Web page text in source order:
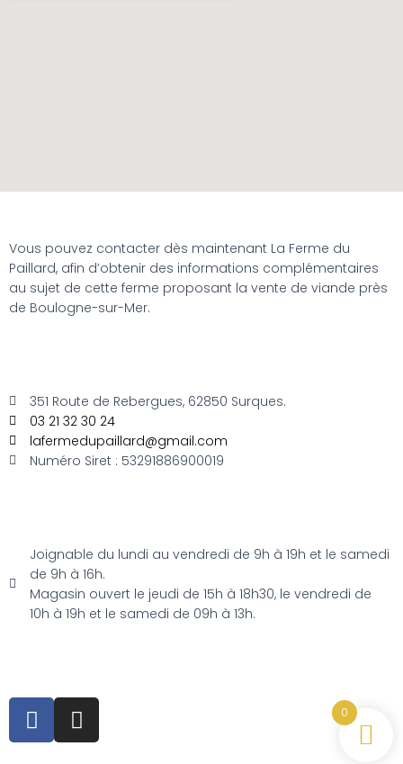
Vous pouvez contacter dès maintenant La Ferme du
Paillard, afin d’obtenir des informations complémentaires
au sujet de cette ferme proposant la vente de viande près
de Boulogne-sur-Mer.
351 Route de Rebergues, 62850 Surques.
03 21 32 30 24
lafermedupaillard@gmail.com
Numéro Siret : 53291886900019
Joignable du lundi au vendredi de 9h à 19h et le samedi
de 9h à 16h.
Magasin ouvert le jeudi de 15h à 18h30, le vendredi de
10h à 19h et le samedi de 09h à 13h.
0